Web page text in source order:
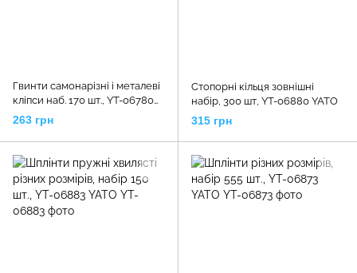
Гвинти самонарізні і металеві
кліпси наб. 170 шт., YT-06780
YATO
263 грн
Стопорні кільця зовнішні
набір, 300 шт, YT-06880 YATO
315 грн